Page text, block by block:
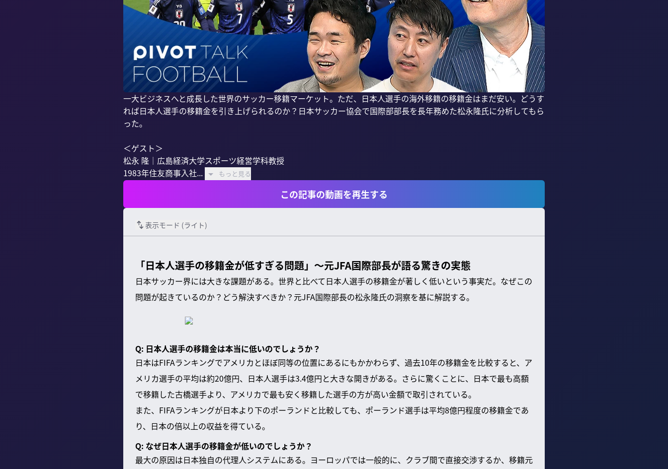
一大ビジネスへと成長した世界のサッカー移籍マーケット。ただ、日本人選手の海外移籍の移籍金はまだ安い。どうす
れば日本人選手の移籍金を引き上げられるのか？日本サッカー協会で国際部部長を長年務めた松永隆氏に分析してもら
った。
＜ゲスト＞
松永 隆｜広島経済大学スポーツ経営学科教授
1983年住友商事入社...
もっと見る
この記事の動画を再生する
表示モード (ライト)
「日本人選手の移籍金が低すぎる問題」～元JFA国際部長が語る驚きの実態
日本サッカー界には大きな課題がある。世界と比べて日本人選手の移籍金が著しく低いという事実だ。なぜこの
問題が起きているのか？どう解決すべきか？元JFA国際部長の松永隆氏の洞察を基に解説する。
Q: 日本人選手の移籍金は本当に低いのでしょうか？
日本はFIFAランキングでアメリカとほぼ同等の位置にあるにもかかわらず、過去10年の移籍金を比較すると、ア
メリカ選手の平均は約20億円、日本人選手は3.4億円と大きな開きがある。さらに驚くことに、日本で最も高額
で移籍した古橋選手より、アメリカで最も安く移籍した選手の方が高い金額で取引されている。
また、FIFAランキングが日本より下のポーランドと比較しても、ポーランド選手は平均8億円程度の移籍金であ
り、日本の倍以上の収益を得ている。
Q: なぜ日本人選手の移籍金が低いのでしょうか？
最大の原因は日本独自の代理人システムにある。ヨーロッパでは一般的に、クラブ間で直接交渉するか、移籍元